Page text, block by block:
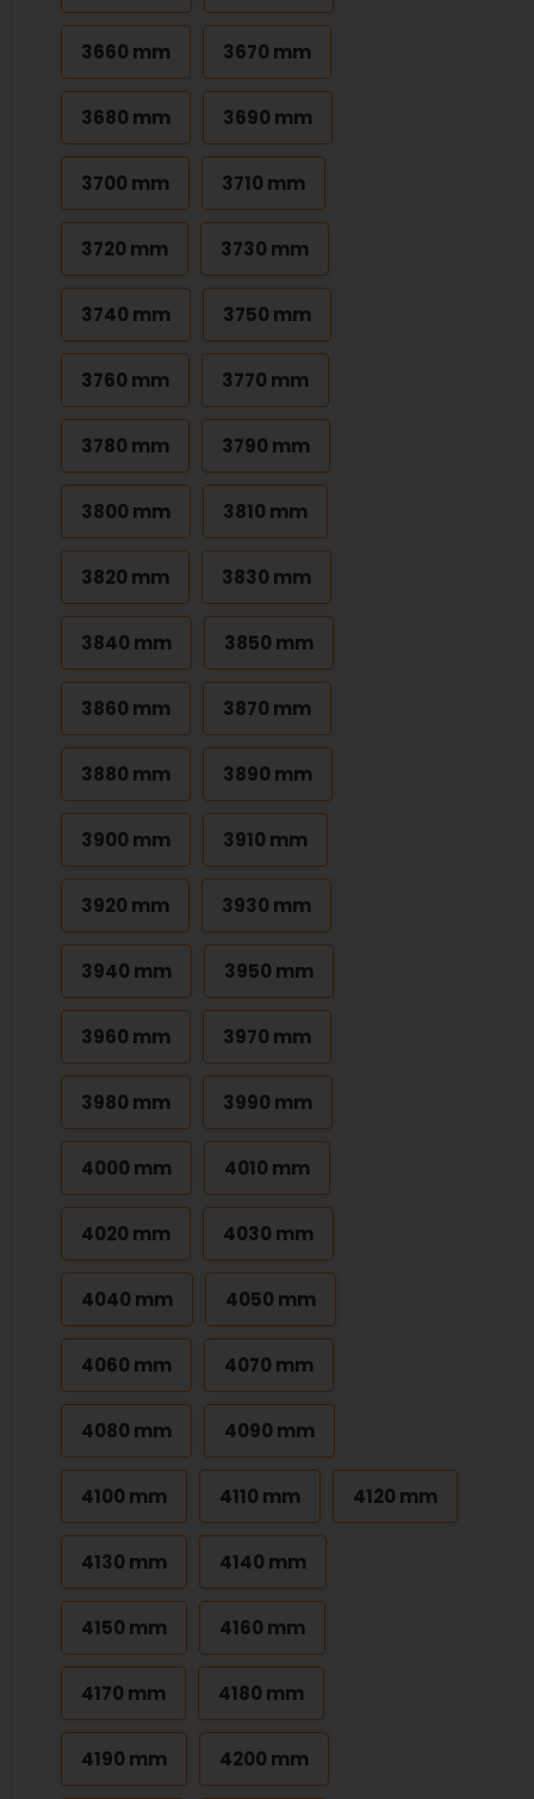
3660 mm 3670 mm
3680 mm 3690 mm
3700 mm 3710 mm
3720 mm 3730 mm
3740 mm 3750 mm
3760 mm 3770 mm
3780 mm 3790 mm
3800 mm 3810 mm
3820 mm 3830 mm
3840 mm 3850 mm
3860 mm 3870 mm
3880 mm 3890 mm
3900 mm 3910 mm
3920 mm 3930 mm
3940 mm 3950 mm
3960 mm 3970 mm
3980 mm 3990 mm
4000 mm 4010 mm
4020 mm 4030 mm
4040 mm 4050 mm
4060 mm 4070 mm
4080 mm 4090 mm
4100 mm 4110 mm 4120 mm
4130 mm 4140 mm
4150 mm 4160 mm
4170 mm 4180 mm
4190 mm 4200 mm